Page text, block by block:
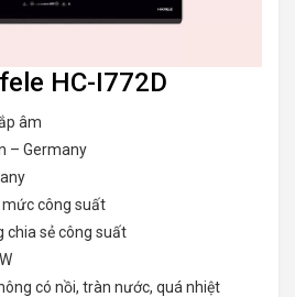
HC-I772D
âm
– Germany
công suất
chia sẻ công suất
có nồi, tràn nước, quá nhiệt